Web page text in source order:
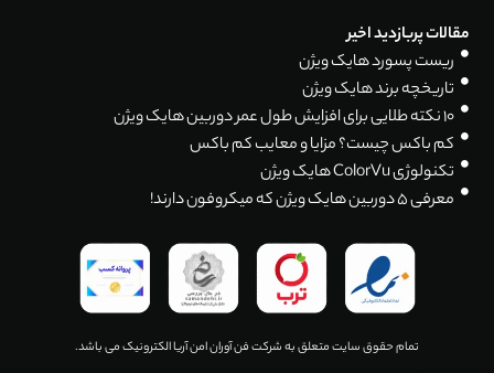
مقالات پربازدید اخیر
ریست پسورد هایک ویژن
تاریخچه برند هایک ویژن
۱۰ نکته طلایی برای افزایش طول عمر دوربین هایک ویژن
کم باکس چیست؟ مزایا و معایب کم باکس
تکنولوژی ColorVu هایک ویژن
معرفی 5 دوربین هایک ویژن که میکروفون دارند!
تمام حقوق سایت متعلق به شرکت فن آوران امن آریا الکترونیک می باشد.